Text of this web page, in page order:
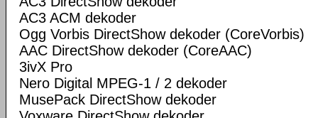
AC3 ACM dekoder
Ogg Vorbis DirectShow dekoder (CoreVorbis)
AAC DirectShow dekoder (CoreAAC)
3ivX Pro
Nero Digital MPEG-1 / 2 dekoder
MusePack DirectShow dekoder